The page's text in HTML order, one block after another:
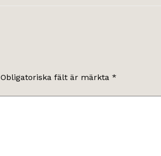
Obligatoriska fält är märkta *